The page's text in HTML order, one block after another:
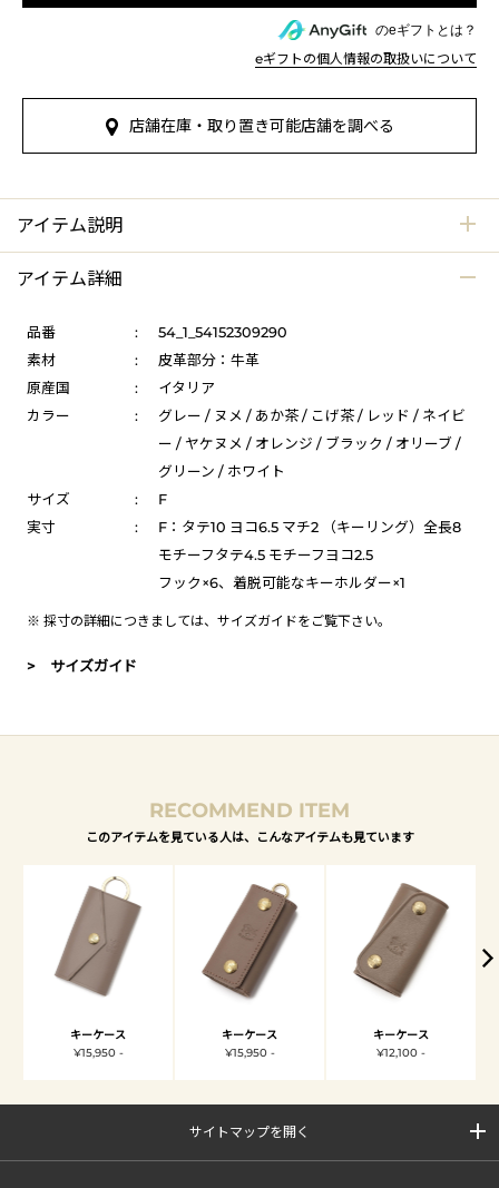
のeギフトとは？
eギフトの個人情報の取扱いについて
店舗在庫・取り置き可能店舗を調べる
アイテム説明
アイテム詳細
品番 :
54_1_54152309290
素材
:
皮革部分：牛革
原産国
:
イタリア
カラー
:
グレー / ヌメ / あか茶 / こげ茶 / レッド / ネイビ
ー / ヤケヌメ / オレンジ / ブラック / オリーブ /
グリーン / ホワイト
サイズ
:
F
実寸
:
F：タテ10 ヨコ6.5 マチ2 （キーリング）全長8
モチーフタテ4.5 モチーフヨコ2.5
フック×6、着脱可能なキーホルダー×1
※ 採寸の詳細につきましては、 サイズガイドをご覧下さい。
> サイズガイド
RECOMMEND ITEM
このアイテムを見ている人は、こんなアイテムも見ています
キーケース
¥15,950 -
キーケース
¥15,950 -
キーケース
¥12,100 -
サイトマップを開く